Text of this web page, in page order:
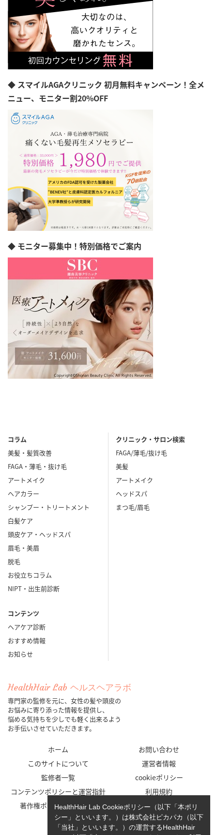
◆ スマイルAGAクリニック 初月無料キャンペーン！全メ
ニュー、モニター割20%OFF
◆ モニター募集中！特別価格でご案内
コラム
美髪・髪質改善
FAGA・薄毛・抜け毛
アートメイク
ヘアカラー
シャンプー・トリートメント
白髪ケア
頭皮ケア・ヘッドスパ
眉毛・美眉
脱毛
お役立ちコラム
NIPT・出生前診断
コンテンツ
ヘアケア診断
おすすめ情報
お知らせ
クリニック・サロン検索
FAGA/薄毛/抜け毛
美髪
アートメイク
ヘッドスパ
まつ毛/眉毛
HealthHair Lab ヘルスヘアラボ
専門家の監修を元に、女性の髪や頭皮の
お悩みに寄り添った情報を提供し、
悩める気持ちを少しでも軽く出来るよう
お手伝いさせていただきます。
ホーム
お問い合わせ
このサイトについて
運営者情報
監修者一覧
cookieポリシー
コンテンツポリシーと運営指針
利用規約
著作権ポリシー/免責事項
プライバシーポリシー
HealthHair Lab Cookieポリシー（以下「本ポリ
シー」といいます。）は株式会社ピカパカ（以下
「当社」といいます。）の運営するHealthHair